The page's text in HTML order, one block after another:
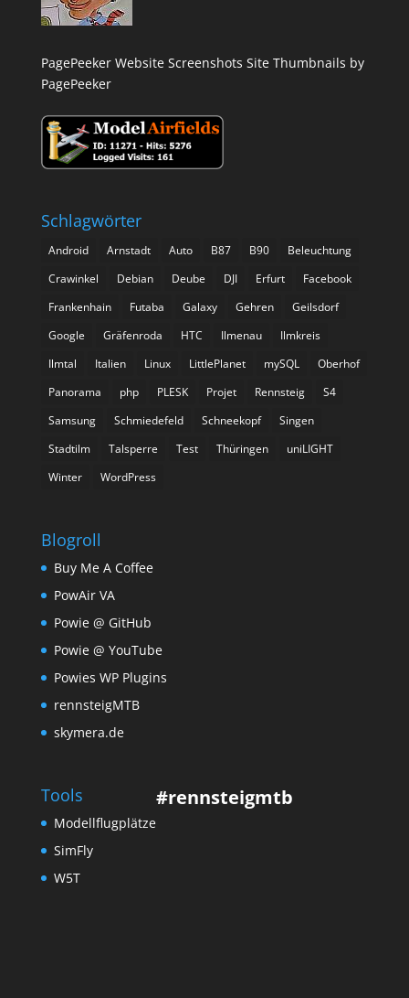
PagePeeker Website Screenshots Site Thumbnails by
PagePeeker
Schlagwörter
Android Arnstadt Auto B87 B90
Beleuchtung
Crawinkel
Debian Deube DJI Erfurt
Facebook
Frankenhain
Futaba Galaxy Gehren
Geilsdorf
Google
Gräfenroda HTC Ilmenau
Ilmkreis
Ilmtal
Italien Linux LittlePlanet mySQL
Oberhof
Panorama
php PLESK Projet Rennsteig
S4
Samsung
Schmiedefeld Schneekopf
Singen
Stadtilm
Talsperre Test Thüringen
uniLIGHT
Winter
WordPress
Blogroll
Buy Me A Coffee
PowAir VA
Powie @ GitHub
Powie @ YouTube
Powies WP Plugins
rennsteigMTB
skymera.de
Tools
Modellflugplätze
SimFly
W5T
#rennsteigmtb